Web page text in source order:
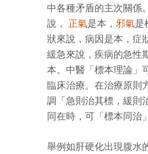
中各種矛盾的主次關係
說， 正氣是本， 邪氣是
狀來說，病因是本，症
緩急來說，疾病的急性
本。中醫「標本理論」
臨床治療。在治療原則
調「急則治其標，緩則
同在時，可「標本同治」
舉例如肝硬化出現腹水